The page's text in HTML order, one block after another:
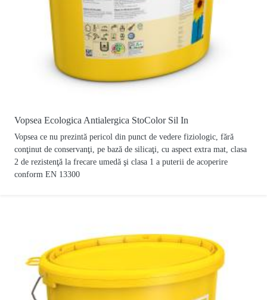
Vopsea Ecologica Antialergica StoColor Sil In
Vopsea ce nu prezintă pericol din punct de vedere fiziologic, fără
conţinut de conservanţi, pe bază de silicaţi, cu aspect extra mat, clasa
2 de rezistenţă la frecare umedă şi clasa 1 a puterii de acoperire
conform EN 13300